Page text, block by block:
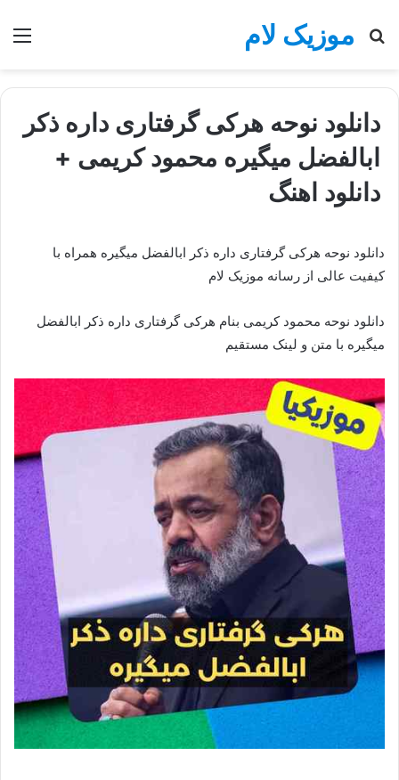
موزیک لام
جستجو
دانلود نوحه هرکی گرفتاری داره ذکر
ابالفضل میگیره محمود کریمی +
دانلود اهنگ
دانلود نوحه هرکی گرفتاری داره ذکر ابالفضل میگیره همراه با
کیفیت عالی از رسانه موزیک لام
دانلود نوحه محمود کریمی بنام هرکی گرفتاری داره ذکر ابالفضل
میگیره با متن و لینک مستقیم